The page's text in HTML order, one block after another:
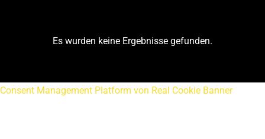
Es wurden keine Ergebnisse gefunden.
Consent Management Platform von Real Cookie Banner